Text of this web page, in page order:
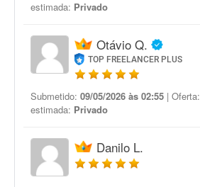
estimada: Privado
Otávio Q.
TOP FREELANCER PLUS
Submetido: 09/05/2026 às 02:55 | Oferta:
estimada: Privado
Danilo L.